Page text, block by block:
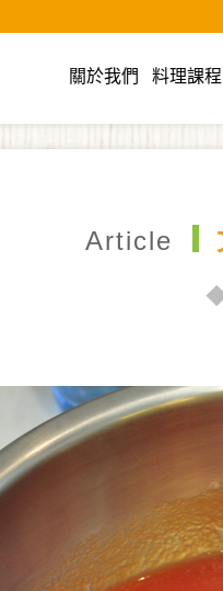
關於我們 料理課程
Article